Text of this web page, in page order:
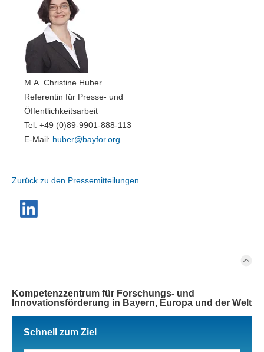
M.A. Christine Huber
Referentin für Presse- und
Öffentlichkeitsarbeit
Tel: +49 (0)89-9901-888-113
E-Mail: huber@bayfor.org
Zurück zu den Pressemitteilungen
Kompetenzzentrum für Forschungs- und
Innovationsförderung in Bayern, Europa und der Welt
Schnell zum Ziel